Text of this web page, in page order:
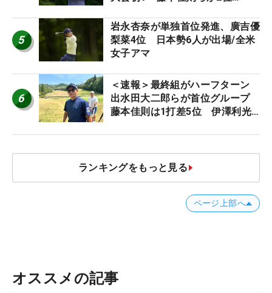
5
岩永杏奈が単独首位発進、廣吉優
梨菜4位 日本勢6人が出場/全米
女子アマ
6
＜速報＞最終組がハーフターン
出水田大二郎らが首位グループ
藤本佳則は1打差5位 伊澤利光
JOYX OPEN】
ランキングをもっと見る
ページ上部へ
オススメの記事